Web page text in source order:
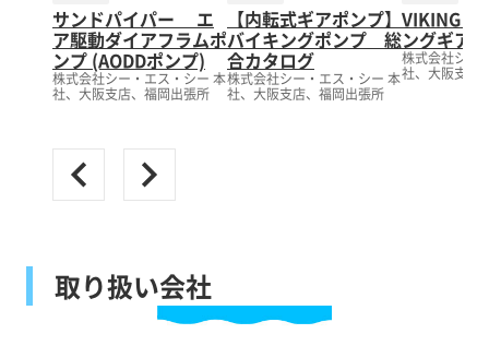
サンドパイパー エ
ア駆動ダイアフラムポ
ンプ (AODDポンプ)
株式会社シー・エス・シー 本
社、大阪支店、福岡出張所
【内転式ギアポンプ】
バイキングポンプ 総
合カタログ
株式会社シー・エス・シー 本
社、大阪支店、福岡出張所
VIKING
ングギア
株式会社シー
社、大阪支店
取り扱い会社